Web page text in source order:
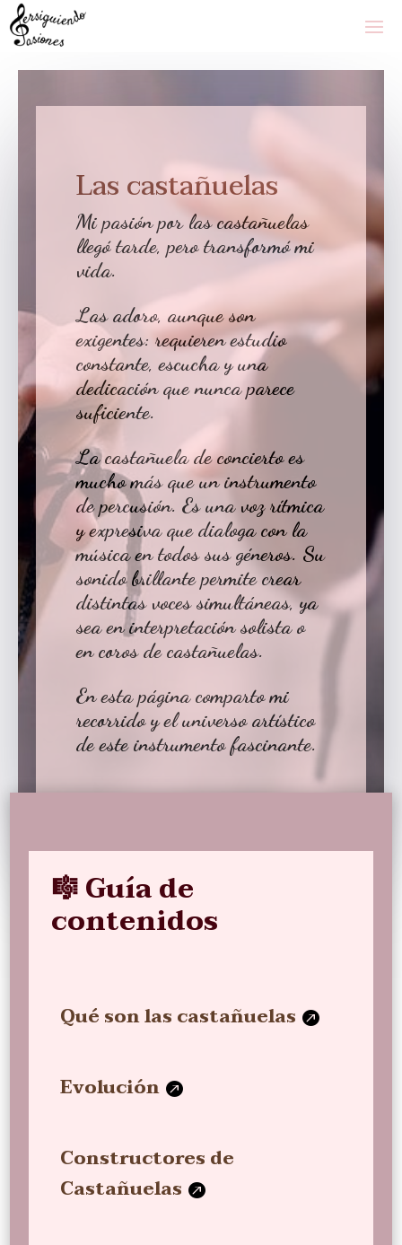
Las castañuelas
Mi pasión por las castañuelas
llegó tarde, pero transformó mi
vida.
Las adoro, aunque son
exigentes: requieren estudio
constante, escucha y una
dedicación que nunca parece
suficiente.
Lacastañuela de conciertoes
mucho más que un instrumento
de percusión. Es una voz rítmica
y expresiva que dialoga con la
música en todos sus géneros. Su
sonido brillante permite crear
distintas voces simultáneas, ya
sea en interpretación solista o
en coros de castañuelas.
En esta página comparto mi
recorrido y el universo artístico
de este instrumento fascinante.
🎼 Guía de
contenidos
Qué son las castañuelas
Evolución
Constructores de
Castañuelas